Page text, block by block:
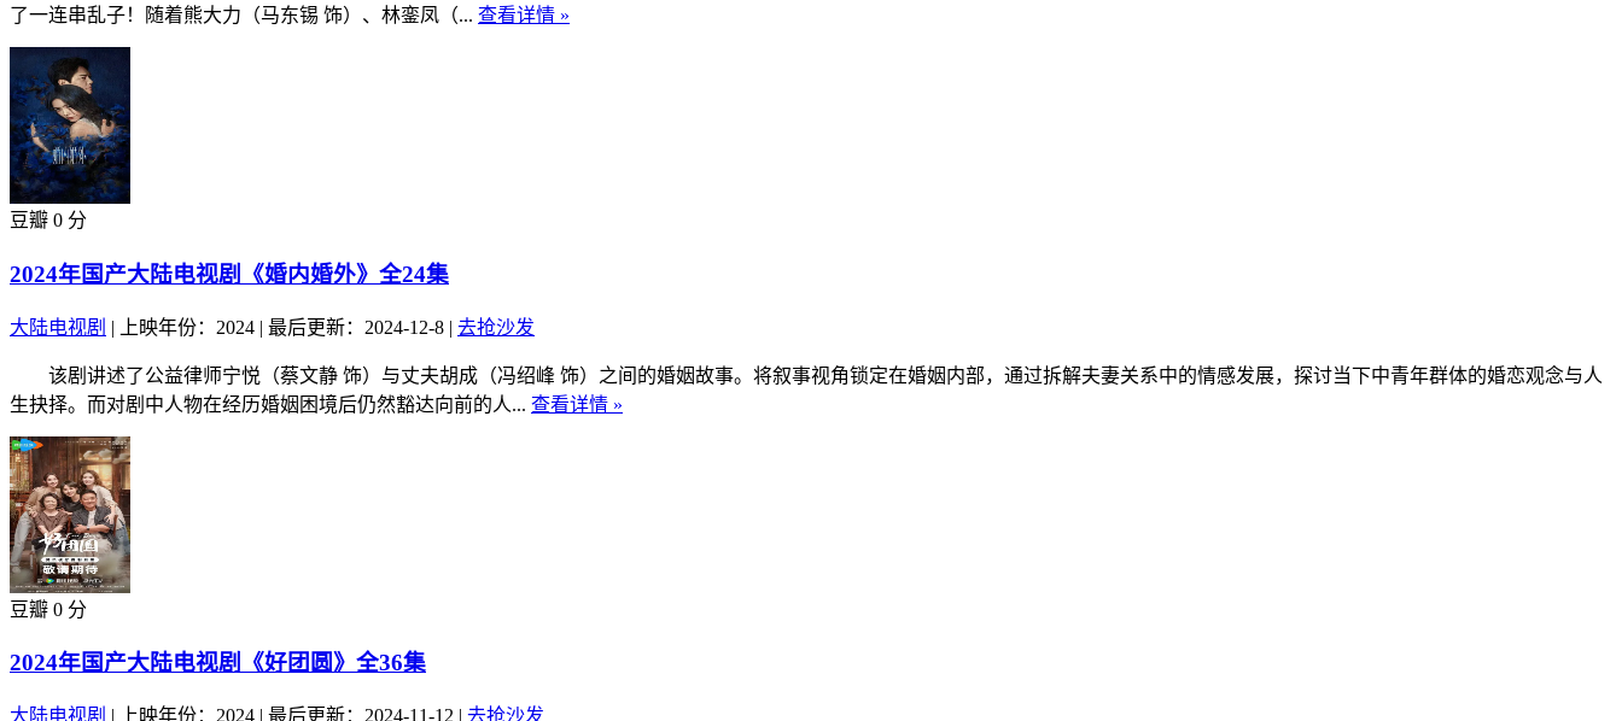
了一连串乱子！随着熊大力（马东锡 饰）、林銮凤（... 查看详情 »
豆瓣 0 分
2024年国产大陆电视剧《婚内婚外》全24集
大陆电视剧 | 上映年份：2024 | 最后更新：2024-12-8 | 去抢沙发
该剧讲述了公益律师宁悦（蔡文静 饰）与丈夫胡成（冯绍峰 饰）之间的婚姻故事。将叙事视角锁定在婚姻内部，通过拆解夫妻关系中的情感发展，探讨当下中青年群体的婚恋观念与人
生抉择。而对剧中人物在经历婚姻困境后仍然豁达向前的人... 查看详情 »
豆瓣 0 分
2024年国产大陆电视剧《好团圆》全36集
大陆电视剧 | 上映年份：2024 | 最后更新：2024-11-12 | 去抢沙发